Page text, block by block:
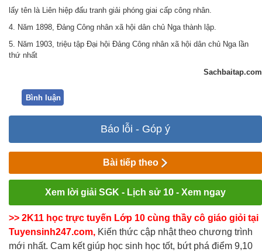
lấy tên là Liên hiệp đấu tranh giải phóng giai cấp công nhân.
4. Năm 1898, Đảng Công nhân xã hội dân chủ Nga thành lập.
5. Năm 1903, triệu tập Đại hội Đảng Công nhân xã hội dân chủ Nga lần
thứ nhất
Sachbaitap.com
Bình luận
Báo lỗi - Góp ý
Bài tiếp theo
Xem lời giải SGK - Lịch sử 10 - Xem ngay
>> 2K11 học trực tuyến Lớp 10 cùng thầy cô giáo giỏi tại
Tuyensinh247.com, Kiến thức cập nhật theo chương trình
mới nhất. Cam kết giúp học sinh học tốt, bứt phá điểm 9,10